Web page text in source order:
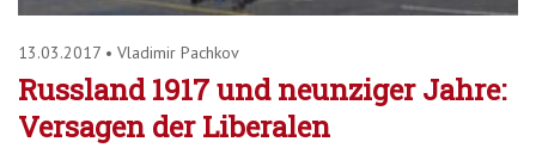
13.03.2017 • Vladimir Pachkov
Russland 1917 und neunziger Jahre:
Versagen der Liberalen